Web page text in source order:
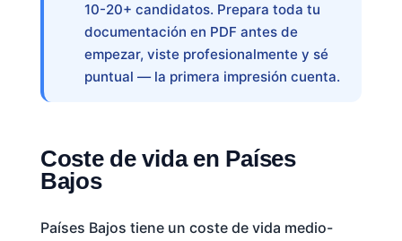
10-20+ candidatos. Prepara toda tu
documentación en PDF antes de
empezar, viste profesionalmente y sé
puntual — la primera impresión cuenta.
Coste de vida en Países
Bajos
Países Bajos tiene un coste de vida medio-